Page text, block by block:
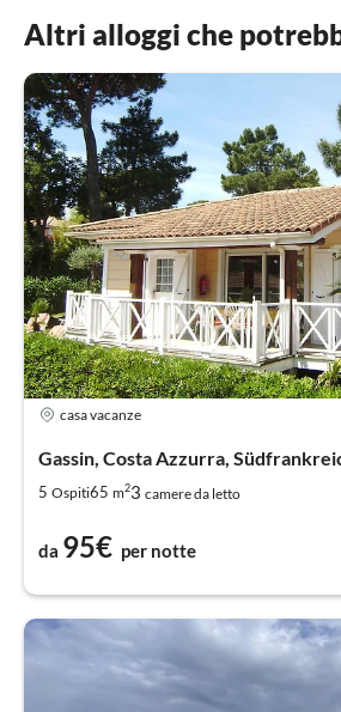
Altri alloggi che
casa vacanze
Gassin, Costa Azzurra,
5 Ospiti65 m23 camere da letto
da 95€ per notte